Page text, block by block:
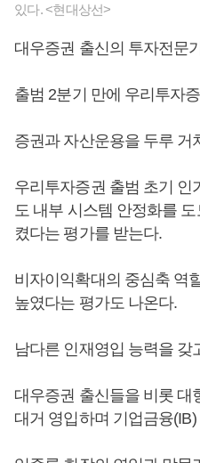
있다. <현대상선>
대우증권 출신의 투자전문
출범 2분기 만에 우리투자
증권과 자산운용을 두루 거
우리투자증권 출범 초기 인
도 내부 시스템 안정화를
켰다는 평가를 받는다.
비자이익확대의 중심축 역
높였다는 평가도 나온다.
남다른 인재영입 능력을 갖
대우증권 출신들을 비롯 대
대거 영입하며 기업금융